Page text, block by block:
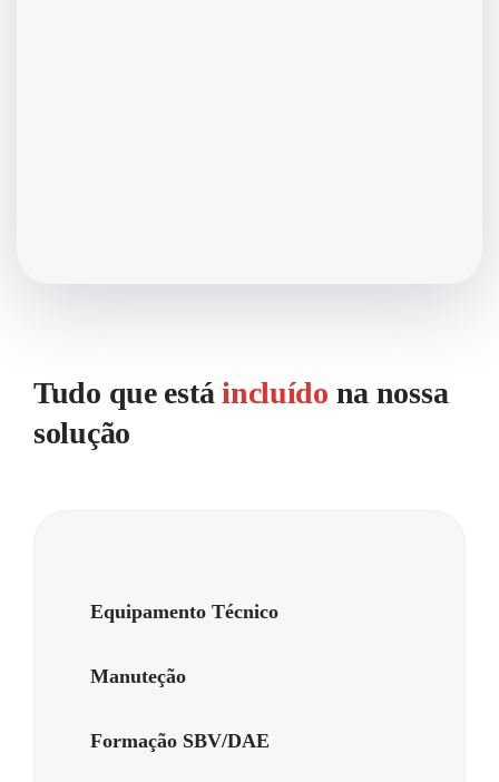
Tudo que estáincluído na nossa
solução
Equipamento Técnico
Manuteção
Formação SBV/DAE